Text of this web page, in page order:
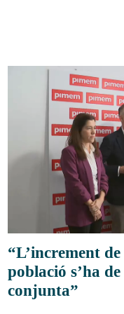
“L’increment
població s’ha
conjunta”